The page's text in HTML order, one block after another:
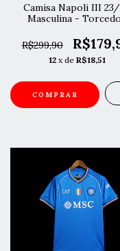
Camisa Napoli III
Masculina -
R$299,90
12 x de R$18,51
COMPRAR